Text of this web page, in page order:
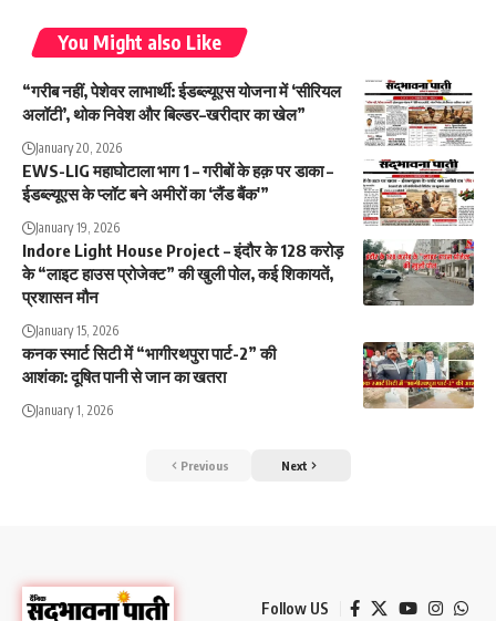
You Might also Like
“गरीब नहीं, पेशेवर लाभार्थी: ईडब्ल्यूएस योजना में ‘सीरियल
अलॉटी’, थोक निवेश और बिल्डर–खरीदार का खेल”
January 20, 2026
EWS-LIG महाघोटाला भाग 1 – गरीबों के हक़ पर डाका –
ईडब्ल्यूएस के प्लॉट बने अमीरों का ‘लैंड बैंक'”
January 19, 2026
Indore Light House Project – इंदौर के 128 करोड़
के “लाइट हाउस प्रोजेक्ट” की खुली पोल, कई शिकायतें,
प्रशासन मौन
January 15, 2026
कनक स्मार्ट सिटी में “भागीरथपुरा पार्ट-2” की
आशंका: दूषित पानी से जान का खतरा
January 1, 2026
Previous Next
Follow US